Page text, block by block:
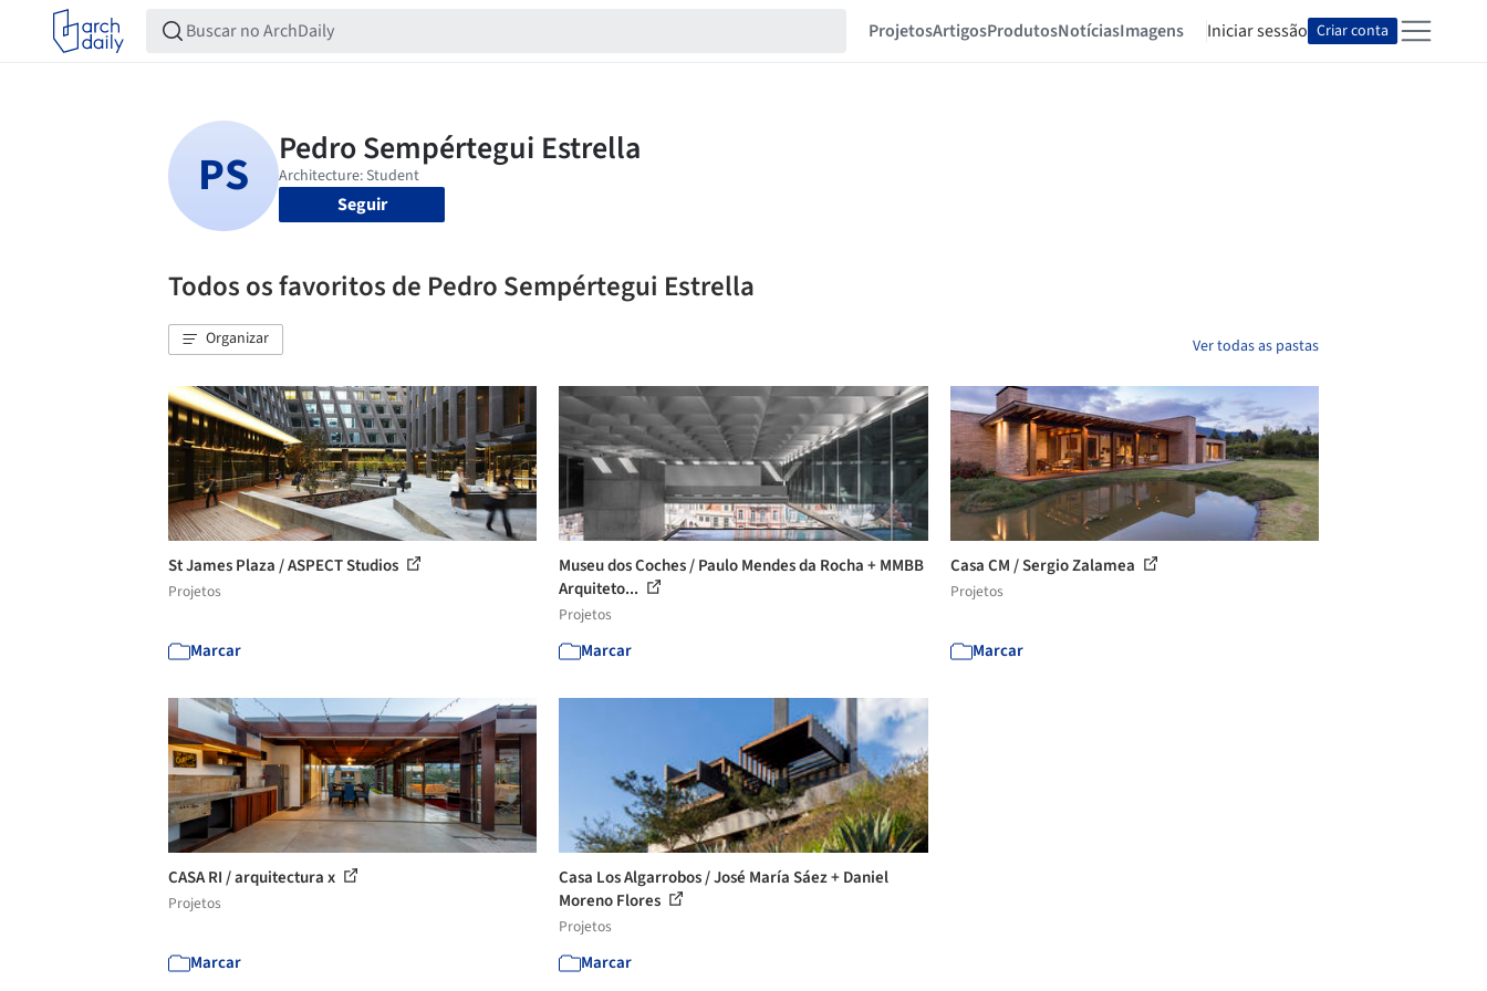
ProjetosArtigosProdutosNotíciasImagens Iniciar sessão Criar conta
Seguir
Todos os favoritos de Pedro Sempértegui Estrella
Organizar Ver todas as pastas
St James Plaza / ASPECT Studios
Projetos
Marcar
Museu dos Coches / Paulo Mendes da Rocha + MMBB
Arquiteto...
Projetos
Marcar
Casa CM / Sergio Zalamea
Projetos
Marcar
CASA RI / arquitectura x
Projetos
Marcar
Casa Los Algarrobos / José María Sáez + Daniel
Moreno Flores
Projetos
Marcar